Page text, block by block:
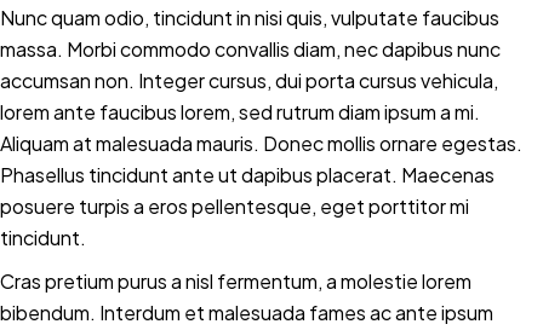
Nunc quam odio, tincidunt in nisi quis, vulputate faucibus
massa. Morbi commodo convallis diam, nec dapibus nunc
accumsan non. Integer cursus, dui porta cursus vehicula,
lorem ante faucibus lorem, sed rutrum diam ipsum a mi.
Aliquam at malesuada mauris. Donec mollis ornare egestas.
Phasellus tincidunt ante ut dapibus placerat. Maecenas
posuere turpis a eros pellentesque, eget porttitor mi
tincidunt.
Cras pretium purus a nisl fermentum, a molestie lorem
bibendum. Interdum et malesuada fames ac ante ipsum